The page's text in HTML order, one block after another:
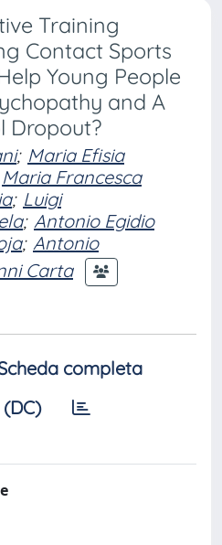
Training
Contact Sports
Young People
and A
Dropout?
; Maria Efisia
Maria Francesca
; Luigi
; Antonio Egidio
; Antonio
Carta
completa